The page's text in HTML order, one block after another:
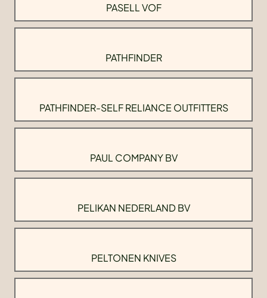
PASELL VOF
PATHFINDER
PATHFINDER-SELF RELIANCE OUTFITTERS
PAUL COMPANY BV
PELIKAN NEDERLAND BV
PELTONEN KNIVES